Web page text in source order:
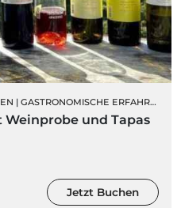
| GASTRONOMISCHE ERFAHRUNGEN
und Tapas
Jetzt Buchen